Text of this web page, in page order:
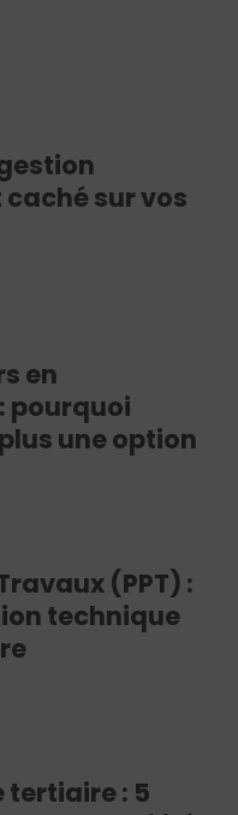
sur vos
en
pourquoi
une option
(PPT) :
technique
tertiaire : 5